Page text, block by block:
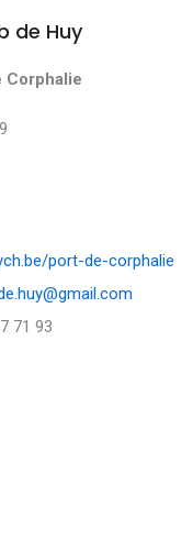
de Huy
Corphalie
port-de-corphalie
71 93